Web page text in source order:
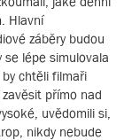
Hlavní
záběry budou
se lépe simulovala
chtěli filmaři
přímo nad
uvědomili si,
nikdy nebude